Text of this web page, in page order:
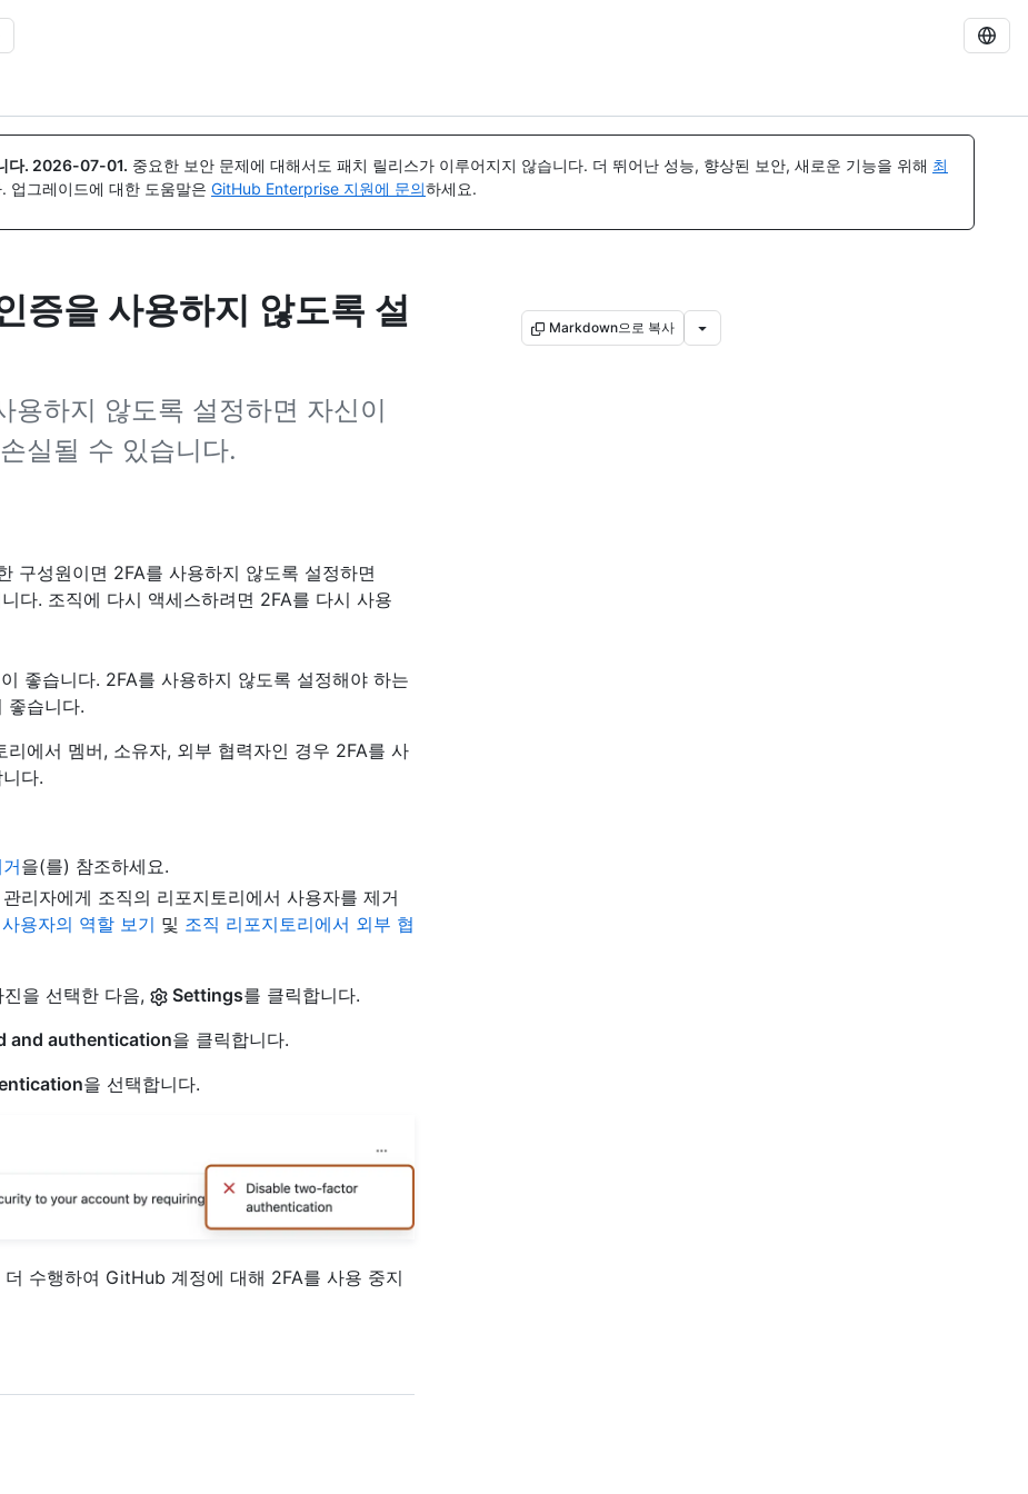
다. 2026-07-01. 중요한 보안 문제에 대해서도 패치 릴리스가 이루어지지 않습니다. 더 뛰어난 성능, 향상된 보안, 새로운 기능을 위해 최
업그레이드에 대한 도움말은 GitHub Enterprise 지원에 문의하세요.
증을 사용하지 않도록 설
하지 않도록 설정하면 자신이
실될 수 있습니다.
Markdown으로 복사
구성원이면 2FA를 사용하지 않도록 설정하면
다. 조직에 다시 액세스하려면 2FA를 다시 사용
좋습니다. 2FA를 사용하지 않도록 설정해야 하는
좋습니다.
에서 멤버, 소유자, 외부 협력자인 경우 2FA를 사
다.
을(를) 참조하세요.
리자에게 조직의 리포지토리에서 사용자를 제거
용자의 역할 보기 및 조직 리포지토리에서 외부 협
을 선택한 다음,
Settings를 클릭합니다.
and authentication을 클릭합니다.
을 선택합니다.
수행하여 GitHub 계정에 대해 2FA를 사용 중지